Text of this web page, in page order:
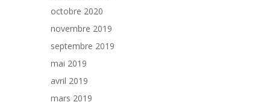
octobre 2020
novembre 2019
septembre 2019
mai 2019
avril 2019
mars 2019